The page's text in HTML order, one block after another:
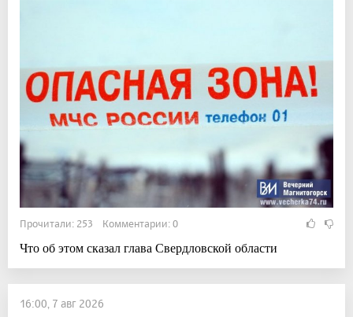
Прочитали: 253 Комментарии: 0
Что об этом сказал глава Свердловской области
16:00, 7 авг 2026